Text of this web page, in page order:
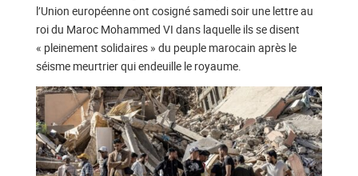
l’Union européenne ont cosigné samedi soir une lettre au
roi du Maroc Mohammed VI dans laquelle ils se disent
« pleinement solidaires » du peuple marocain après le
séisme meurtrier qui endeuille le royaume.